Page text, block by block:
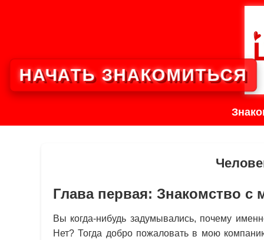
Глава первая: Знакомство
Вы когда-нибудь задумывались, почему
Нет? Тогда добро пожаловать в мою
НАЧАТЬ ЗНАКОМИТЬСЯ